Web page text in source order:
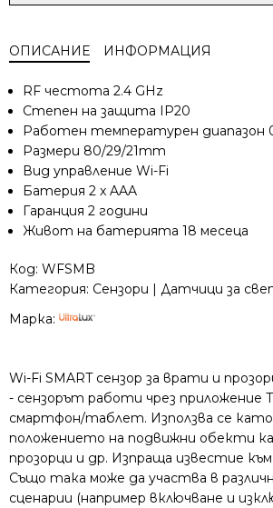
SMART
за
врати
и
прозорци
Ultralux
WFSMB
ОПИСАНИЕ ИНФОРМАЦИЯ
RF честота 2.4 GHz
Степен на защита IP20
Работен температурен диапазон 0
Размери 80/29/21mm
Вид управление Wi-Fi
Батерия 2 x AAA
Гаранция 2 години
Живот на батерията 18 месеца
Код: WFSMB
Категория: Сензори | Датчици за
Марка:
Wi-Fi SMART сензор за врати и
- сензорът работи чрез приложение
смартфон/таблет. Използва се като
положението на подвижни обекти
прозорци и др. Изпраща известие
Също така може да участва в
сценарии (например включване и